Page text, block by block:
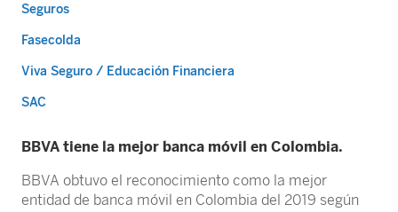
Seguros
Fasecolda
Viva Seguro / Educación Financiera
SAC
BBVA tiene la mejor banca móvil en Colombia.
BBVA obtuvo el reconocimiento como la mejor
entidad de banca móvil en Colombia del 2019 según